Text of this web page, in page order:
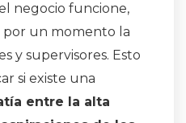
negocio funcione,
por un momento la
y supervisores. Esto
si existe una
entre la alta